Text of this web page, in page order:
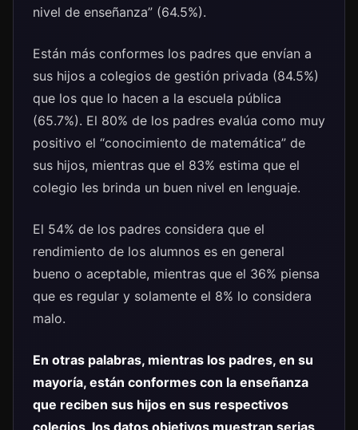
nivel de enseñanza” (64.5%).
Están más conformes los padres que envían a
sus hijos a colegios de gestión privada (84.5%)
que los que lo hacen a la escuela pública
(65.7%). El 80% de los padres evalúa como muy
positivo el “conocimiento de matemática” de
sus hijos, mientras que el 83% estima que el
colegio les brinda un buen nivel en lenguaje.
El 54% de los padres considera que el
rendimiento de los alumnos es en general
bueno o aceptable, mientras que el 36% piensa
que es regular y solamente el 8% lo considera
malo.
En otras palabras, mientras los padres, en su
mayoría, están conformes con la enseñanza
que reciben sus hijos en sus respectivos
colegios, los datos objetivos muestran serias